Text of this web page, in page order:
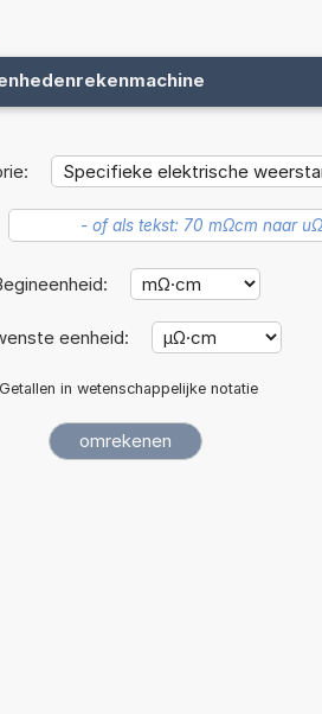
eenheid:
Getallen in wetenschappelijke notatie